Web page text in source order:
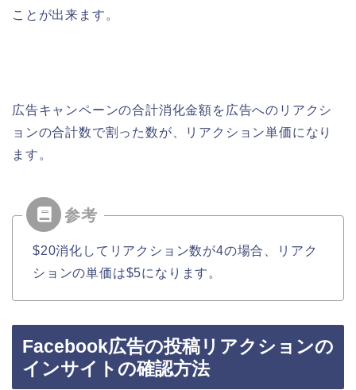
ことが出来ます。
広告キャンペーンの合計消化金額を広告へのリアクシ
ョンの合計数で割った数が、リアクション単価になり
ます。
$20消化してリアクション数が4の場合、リアク
ションの単価は$5になります。
Facebook広告の投稿リアクションの
インサイトの確認方法